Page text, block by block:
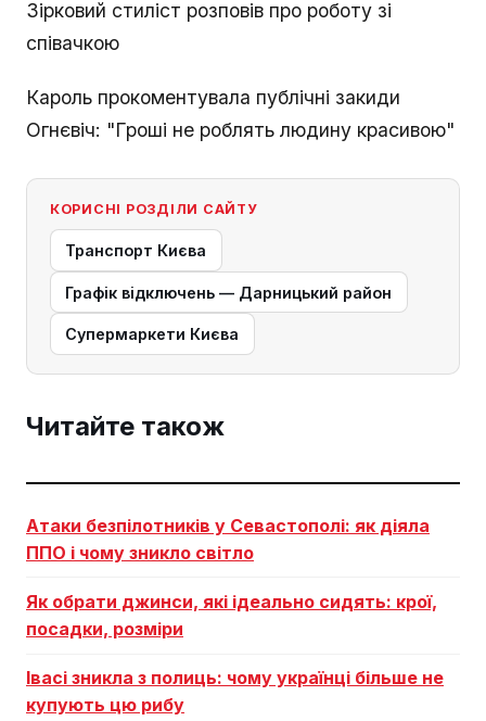
Зірковий стиліст розповів про роботу зі
співачкою
Кароль прокоментувала публічні закиди
Огнєвіч: "Гроші не роблять людину красивою"
КОРИСНІ РОЗДІЛИ САЙТУ
Транспорт Києва
Графік відключень — Дарницький район
Супермаркети Києва
Читайте також
Атаки безпілотників у Севастополі: як діяла
ППО і чому зникло світло
Як обрати джинси, які ідеально сидять: крої,
посадки, розміри
Івасі зникла з полиць: чому українці більше не
купують цю рибу